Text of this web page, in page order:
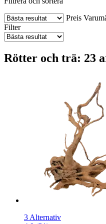
Preis
Filter
Rötter och trä: 23
3 Alternativ